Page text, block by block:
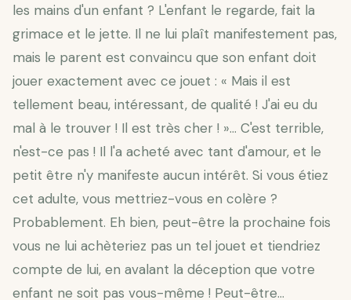
les mains d'un enfant ? L'enfant le regarde, fait la
grimace et le jette. Il ne lui plaît manifestement pas,
mais le parent est convaincu que son enfant doit
jouer exactement avec ce jouet : « Mais il est
tellement beau, intéressant, de qualité ! J'ai eu du
mal à le trouver ! Il est très cher ! »… C'est terrible,
n'est-ce pas ! Il l'a acheté avec tant d'amour, et le
petit être n'y manifeste aucun intérêt. Si vous étiez
cet adulte, vous mettriez-vous en colère ?
Probablement. Eh bien, peut-être la prochaine fois
vous ne lui achèteriez pas un tel jouet et tiendriez
compte de lui, en avalant la déception que votre
enfant ne soit pas vous-même ! Peut-être…